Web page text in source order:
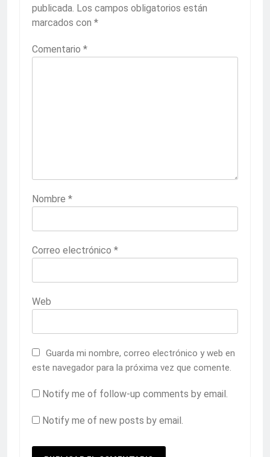
publicada. Los campos obligatorios están
marcados con *
Comentario *
Nombre *
Correo electrónico *
Web
Guarda mi nombre, correo electrónico y web en
este navegador para la próxima vez que comente.
Notify me of follow-up comments by email.
Notify me of new posts by email.